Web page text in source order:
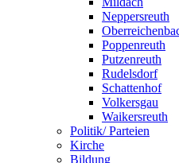
Neppersreuth
Poppenreuth
Putzenreuth
Rudelsdorf
Schattenhof
Volkersgau
Waikersreuth
Politik/ Parteien
Kirche
Bildung